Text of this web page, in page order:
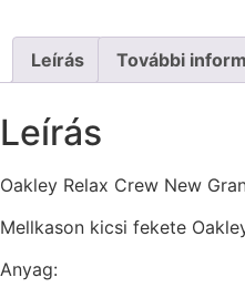
Leírás További
Leírás
Oakley Relax Crew New
Mellkason kicsi fekete
Anyag: